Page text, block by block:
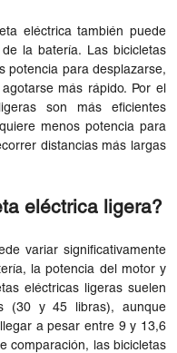
eléctrica también puede
la batería. Las bicicletas
potencia para desplazarse,
más rápido. Por el
son más eficientes
menos potencia para
distancias más largas
eléctrica ligera?
variar significativamente
la potencia del motor y
eléctricas ligeras suelen
(30 y 45 libras), aunque
a pesar entre 9 y 13,6
comparación, las bicicletas